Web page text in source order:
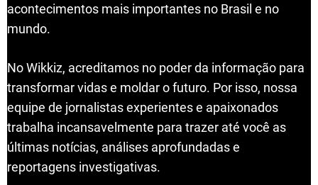
acontecimentos mais importantes no Brasil e no
mundo.
No Wikkiz, acreditamos no poder da informação para
transformar vidas e moldar o futuro. Por isso, nossa
equipe de jornalistas experientes e apaixonados
trabalha incansavelmente para trazer até você as
últimas notícias, análises aprofundadas e
reportagens investigativas.